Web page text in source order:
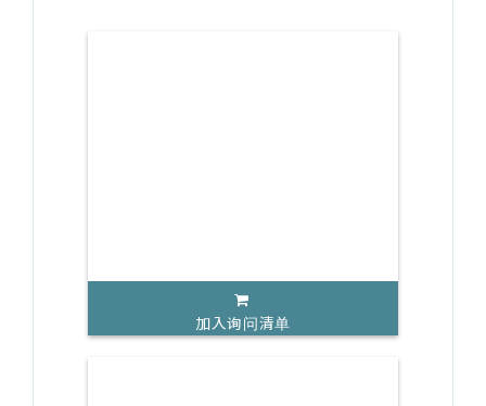
加入询问清单